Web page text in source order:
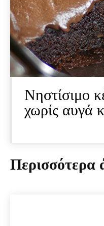
Νηστίσιμο
χωρίς αυγά
Περισσότερα